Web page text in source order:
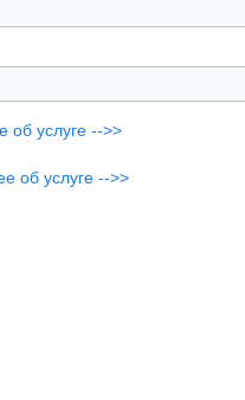
об услуге -->>
об услуге -->>